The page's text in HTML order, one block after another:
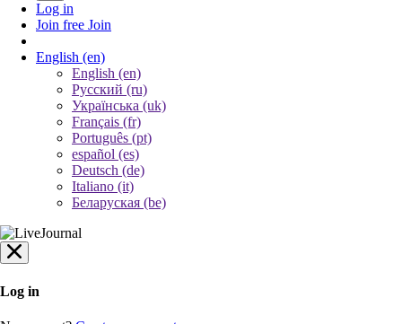
Log in
Join free Join
English (en)
English (en)
Русский (ru)
Українська (uk)
Français (fr)
Português (pt)
español (es)
Deutsch (de)
Italiano (it)
Беларуская (be)
Log in